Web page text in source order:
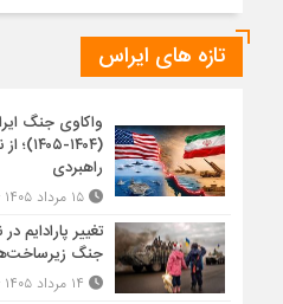
تازه های ایراس
واکاوی جنگ
راهبردی
۱۵ مرداد ۱۴۰۵ - ۱۴:۲۰
تغییر پارادایم
جنگ